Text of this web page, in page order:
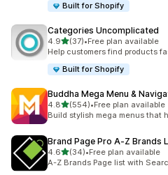
Built for Shopify
Categories Uncomplicated
4.9เต็ม 5 ดาว
(37)
ทั้งหมด 37 รีวิว
•Free plan available
Help customers find products
Built for Shopify
Buddha Mega Menu &
4.8เต็ม 5 ดาว
(554)
ทั้งหมด 554 รีวิว
•Free plan available
Build stylish mega menus that
Brand Page Pro A‑Z Brands
4.6เต็ม 5 ดาว
(34)
ทั้งหมด 34 รีวิว
•Free plan available
A-Z Brands Page list with